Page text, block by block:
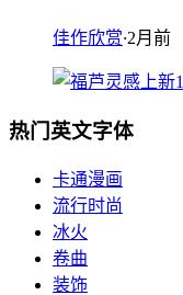
佳作欣赏·2月前
热门英文字体
卡通漫画
流行时尚
冰火
卷曲
装饰